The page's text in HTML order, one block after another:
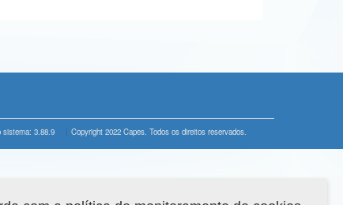
sistema: 3.88.9 Copyright 2022 Capes. Todos os direitos reservados.